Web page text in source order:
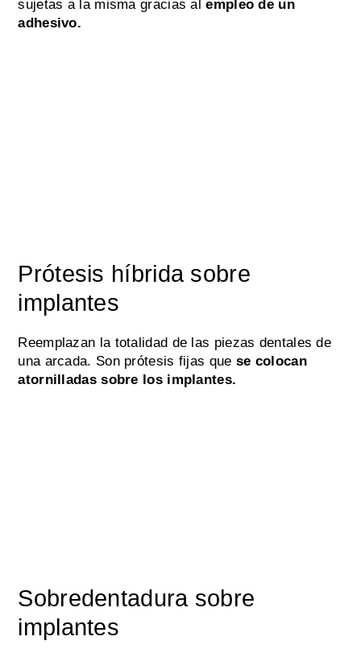
sujetas a la misma gracias alempleo de un
adhesivo.
Prótesis híbrida sobre
implantes
Reemplazan la totalidad de las piezas dentales de
una arcada. Son prótesis fijas que se colocan
atornilladas sobre los implantes.
Sobredentadura sobre
implantes